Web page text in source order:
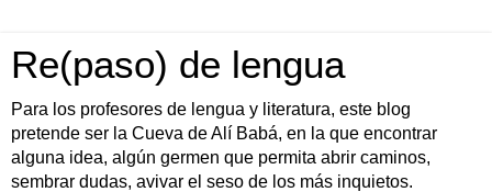
Re(paso) de lengua
Para los profesores de lengua y literatura, este blog
pretende ser la Cueva de Alí Babá, en la que encontrar
alguna idea, algún germen que permita abrir caminos,
sembrar dudas, avivar el seso de los más inquietos.